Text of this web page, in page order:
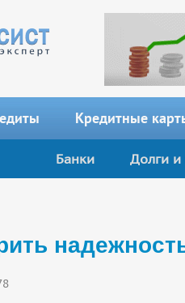
Кредитные
Банки Долги и